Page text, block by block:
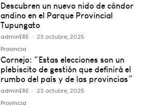
Descubren un nuevo nido de cóndor
andino en el Parque Provincial
Tupungato
adminERE - 23 octubre, 2025
Provincia
Cornejo: “Estas elecciones son un
plebiscito de gestión que definirá el
rumbo del país y de las provincias”
adminERE - 23 octubre, 2025
Provincia